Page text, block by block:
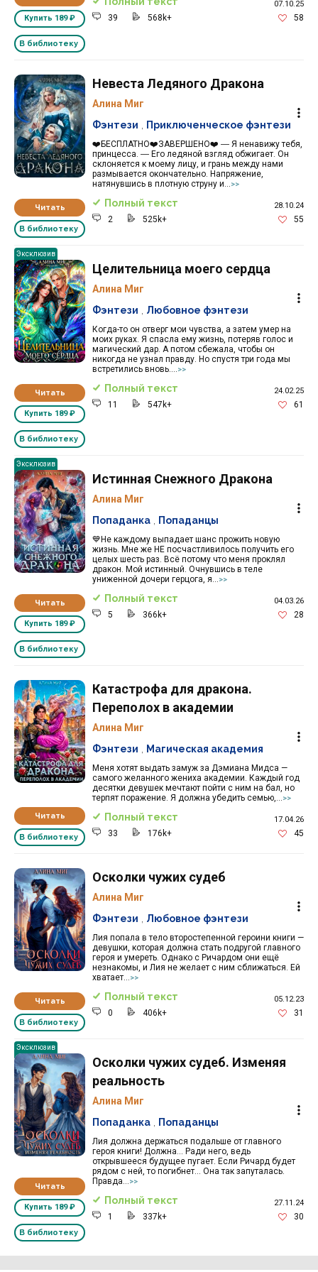
Купить 189 ₽
В библиотеку
07.10.25
39 568k+ 58
Читать
В библиотеку
Невеста Ледяного Дракона
Алина Миг
❤️БЕСПЛАТНО❤️ЗАВЕРШЕНО❤️ ― Я ненавижу тебя,
принцесса. ― Его ледяной взгляд обжигает. Он
склоняется к моему лицу, и грань между нами
размывается окончательно. Напряжение,
натянувшись в плотную струну и...
>>
Фэнтези Приключенческое фэнтези
Полный текст 28.10.24
2 525k+ 55
Эксклюзив
Читать
Купить 189 ₽
В библиотеку
Целительница моего сердца
Алина Миг
Когда-то он отверг мои чувства, а затем умер на
моих руках. Я спасла ему жизнь, потеряв голос и
магический дар. А потом сбежала, чтобы он
никогда не узнал правду. Но спустя три года мы
встретились вновь....
>>
Фэнтези Любовное фэнтези
Полный текст 24.02.25
11 547k+ 61
Эксклюзив
Читать
Купить 189 ₽
В библиотеку
Истинная Снежного Дракона
Алина Миг
💙Не каждому выпадает шанс прожить новую
жизнь. Мне же НЕ посчастливилось получить его
целых шесть раз. Всё потому что меня проклял
дракон. Мой истинный. Очнувшись в теле
униженной дочери герцога, я...
>>
Попаданка Попаданцы
Полный текст 04.03.26
5 366k+ 28
Читать
В библиотеку
Катастрофа для дракона.
Переполох в академии
Алина Миг
Меня хотят выдать замуж за Дэмиана Мидса —
самого желанного жениха академии. Каждый год
десятки девушек мечтают пойти с ним на бал, но
терпят поражение. Я должна убедить семью,...
>>
Фэнтези Магическая академия
Полный текст 17.04.26
33 176k+ 45
Читать
В библиотеку
Осколки чужих судеб
Алина Миг
Лия попала в тело второстепенной героини книги —
девушки, которая должна стать подругой главного
героя и умереть. Однако с Ричардом они ещё
незнакомы, и Лия не желает с ним сближаться. Ей
хватает...
>>
Фэнтези Любовное фэнтези
Полный текст 05.12.23
0 406k+ 31
Эксклюзив
Читать
Купить 189 ₽
В библиотеку
Осколки чужих судеб. Изменяя
реальность
Алина Миг
Лия должна держаться подальше от главного
героя книги! Должна… Ради него, ведь
открывшееся будущее пугает. Если Ричард будет
рядом с ней, то погибнет… Она так запуталась.
Правда...
>>
Попаданка Попаданцы
Полный текст 27.11.24
1 337k+ 30